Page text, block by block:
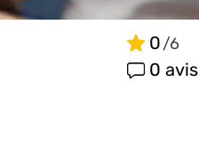
0
0 avis